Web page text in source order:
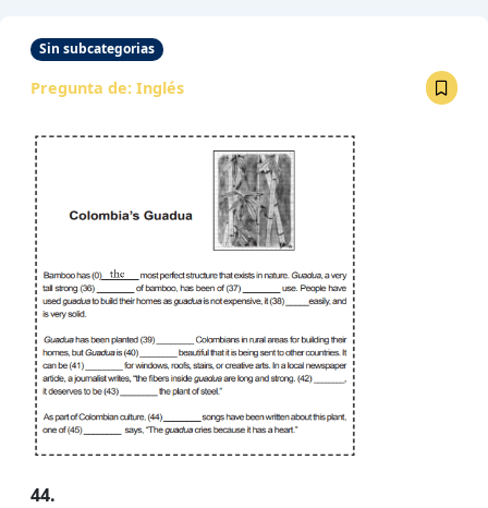
Sin subcategorias
Pregunta de: Inglés
44.